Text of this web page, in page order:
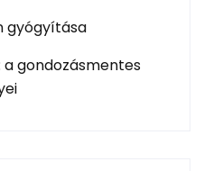
gyógyítása
a gondozásmentes